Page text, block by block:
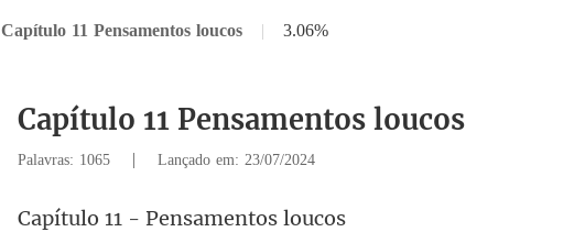
Capítulo 11 Pensamentos loucos | 3.06%
Capítulo 11 Pensamentos loucos
Palavras: 1065 | Lançado em: 23/07/2024
1 - Pensam